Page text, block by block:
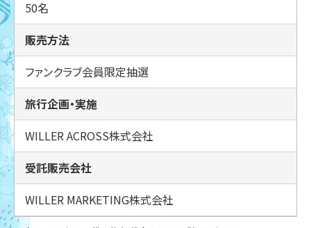
50名
販売方法
ファンクラブ会員限定抽選
旅行企画・実施
WILLER ACROSS株式会社
受託販売会社
WILLER MARKETING株式会社